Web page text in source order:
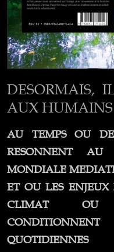
DESORMAIS,
AUX HUMAINS
AU TEMPS OU
RESONNENT
MONDIALE
ET OU LES ENJEUX
CLIMAT OU
QUOTIDIENNES